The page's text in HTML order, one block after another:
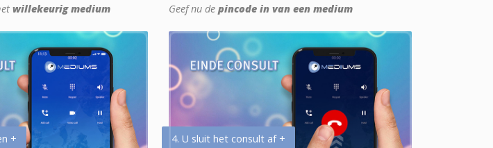
willekeurig medium
Geef nu de pincode in van een medium
+ 4. U sluit het consult af +